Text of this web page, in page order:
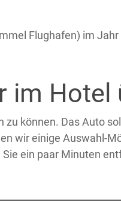
Flughafen) im
im Hotel
können. Das Auto
wir einige Auswahl-
ein paar Minuten